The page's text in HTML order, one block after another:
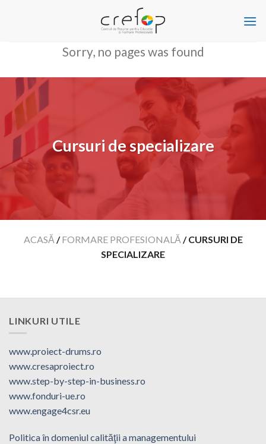
Sorry, no pages was found
Cursuri de specializare
ACASĂ /FORMARE PROFESIONALĂ /CURSURI DE
SPECIALIZARE
LINKURI UTILE
www.proiect-drums.ro
www.cresaproiect.ro
www.step-by-step-in-business.ro
www.fonduri-ue.ro
www.engage4csr.eu
Politica în domeniul calităţii a managementului